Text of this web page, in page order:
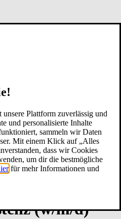
Plattform zuverlässig und
und personalisierte Inhalte
sammeln wir Daten
Mit einem Klick auf „Alles
dass wir Cookies
um dir die bestmögliche
für mehr Informationen und
(w/m/d)